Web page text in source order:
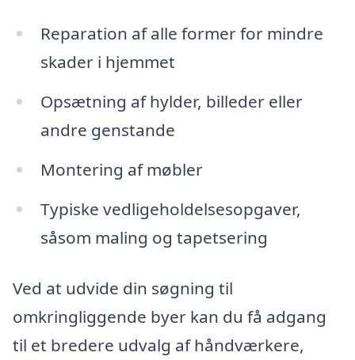
Reparation af alle former for mindre
skader i hjemmet
Opsætning af hylder, billeder eller
andre genstande
Montering af møbler
Typiske vedligeholdelsesopgaver,
såsom maling og tapetsering
Ved at udvide din søgning til
omkringliggende byer kan du få adgang
til et bredere udvalg af håndværkere,